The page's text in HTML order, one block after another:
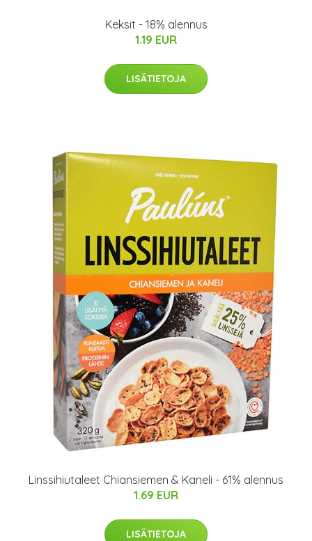
Keksit - 18% alennus
1.19 EUR
LISÄTIETOJA
Linssihiutaleet Chiansiemen & Kaneli - 61% alennus
1.69 EUR
LISÄTIETOJA